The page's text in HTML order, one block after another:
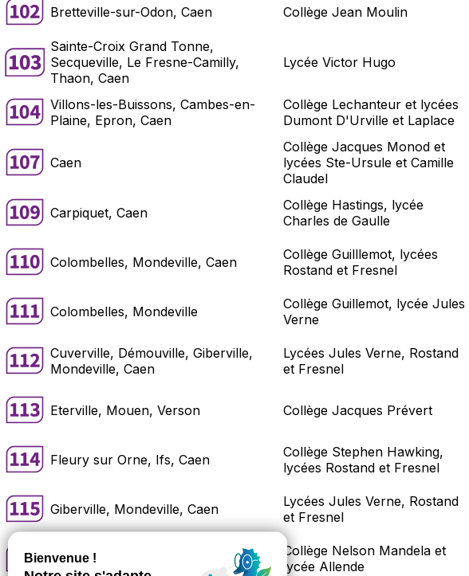
Bretteville-sur-Odon, Caen Collège Jean Moulin
Sainte-Croix Grand Tonne,
Secqueville, Le Fresne-Camilly,
Thaon, Caen
Lycée Victor Hugo
Villons-les-Buissons, Cambes-en-
Plaine, Epron, Caen
Collège Lechanteur et lycées
Dumont D'Urville et Laplace
Caen
Collège Jacques Monod et
lycées Ste-Ursule et Camille
Claudel
Carpiquet, Caen
Collège Hastings, lycée
Charles de Gaulle
Colombelles, Mondeville, Caen
Collège Guilllemot, lycées
Rostand et Fresnel
Colombelles, Mondeville
Collège Guillemot, lycée Jules
Verne
Cuverville, Démouville, Giberville,
Mondeville, Caen
Lycées Jules Verne, Rostand
et Fresnel
Eterville, Mouen, Verson Collège Jacques Prévert
Fleury sur Orne, Ifs, Caen
Collège Stephen Hawking,
lycées Rostand et Fresnel
Giberville, Mondeville, Caen
Lycées Jules Verne, Rostand
et Fresnel
Hérouville-St-Clair
Collège Nelson Mandela et
lycée Allende